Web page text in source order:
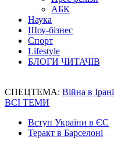
АБК
Наука
Шоу-бізнес
Спорт
Lifestyle
БЛОГИ ЧИТАЧІВ
СПЕЦТЕМА: Війна в Ірані
ВСІ ТЕМИ
Вступ України в ЄС
Теракт в Барселоні